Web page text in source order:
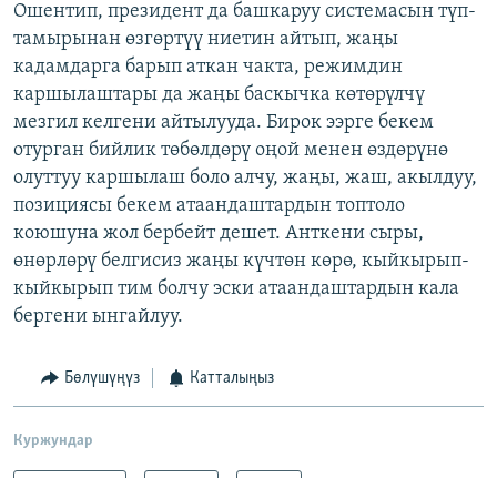
Ошентип, президент да башкаруу системасын түп-
тамырынан өзгөртүү ниетин айтып, жаңы
кадамдарга барып аткан чакта, режимдин
каршылаштары да жаңы баскычка көтөрүлчү
мезгил келгени айтылууда. Бирок ээрге бекем
отурган бийлик төбөлдөрү оңой менен өздөрүнө
олуттуу каршылаш боло алчу, жаңы, жаш, акылдуу,
позициясы бекем атаандаштардын топтоло
коюшуна жол бербейт дешет. Анткени сыры,
өнөрлөрү белгисиз жаңы күчтөн көрө, кыйкырып-
кыйкырып тим болчу эски атаандаштардын кала
бергени ынгайлуу.
Бөлүшүңүз Катталыңыз
Куржундар